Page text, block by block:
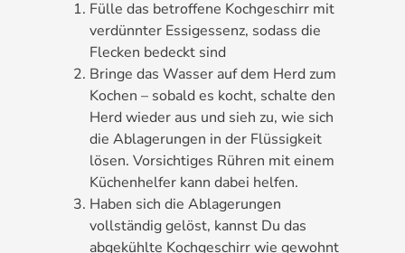
Fülle das betroffene Kochgeschirr mit
verdünnter Essigessenz, sodass die
Flecken bedeckt sind
Bringe das Wasser auf dem Herd zum
Kochen – sobald es kocht, schalte den
Herd wieder aus und sieh zu, wie sich
die Ablagerungen in der Flüssigkeit
lösen. Vorsichtiges Rühren mit einem
Küchenhelfer kann dabei helfen.
Haben sich die Ablagerungen
vollständig gelöst, kannst Du das
abgekühlte Kochgeschirr wie gewohnt